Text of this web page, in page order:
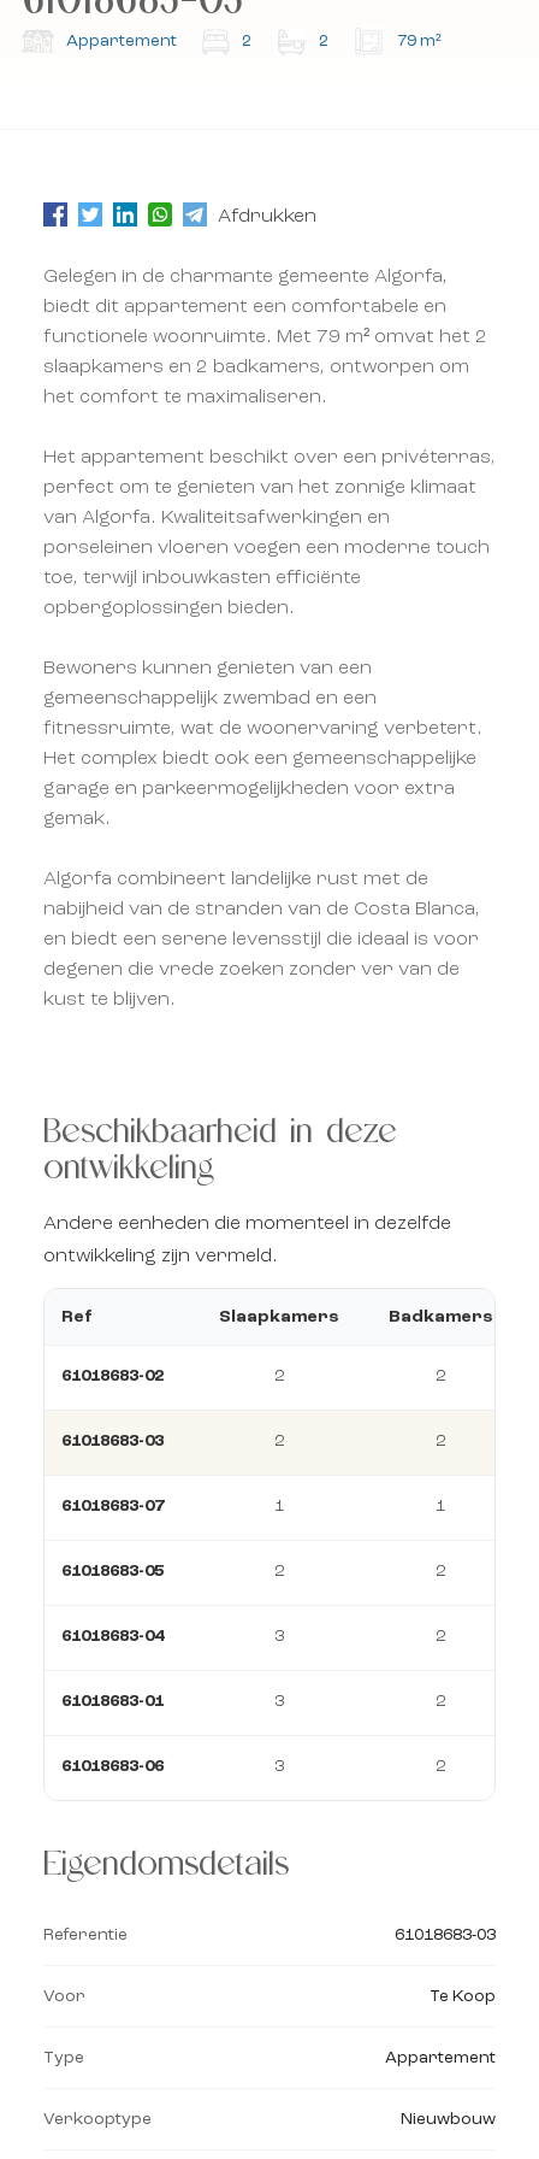
Abonneer u op onze nieuwsbrief.
Abonneer u op onze nieuwsbrief.
Appartement 2 2 79 m²
Afdrukken
Gelegen in de charmante gemeente Algorfa,
biedt dit appartement een comfortabele en
functionele woonruimte. Met 79 m² omvat het 2
slaapkamers en 2 badkamers, ontworpen om
het comfort te maximaliseren.
Het appartement beschikt over een privéterras,
perfect om te genieten van het zonnige klimaat
van Algorfa. Kwaliteitsafwerkingen en
porseleinen vloeren voegen een moderne touch
toe, terwijl inbouwkasten efficiënte
opbergoplossingen bieden.
Bewoners kunnen genieten van een
gemeenschappelijk zwembad en een
fitnessruimte, wat de woonervaring verbetert.
Het complex biedt ook een gemeenschappelijke
garage en parkeermogelijkheden voor extra
gemak.
Algorfa combineert landelijke rust met de
nabijheid van de stranden van de Costa Blanca,
en biedt een serene levensstijl die ideaal is voor
degenen die vrede zoeken zonder ver van de
kust te blijven.
Beschikbaarheid in deze
ontwikkeling
Andere eenheden die momenteel in dezelfde
ontwikkeling zijn vermeld.
Ref Slaapkamers Badkamers
61018683-02 2 2
61018683-03 2 2
61018683-07 1 1
61018683-05 2 2
61018683-04 3 2
61018683-01 3 2
61018683-06 3 2
Eigendomsdetails
Referentie 61018683-03
Voor Te Koop
Type Appartement
Verkooptype Nieuwbouw